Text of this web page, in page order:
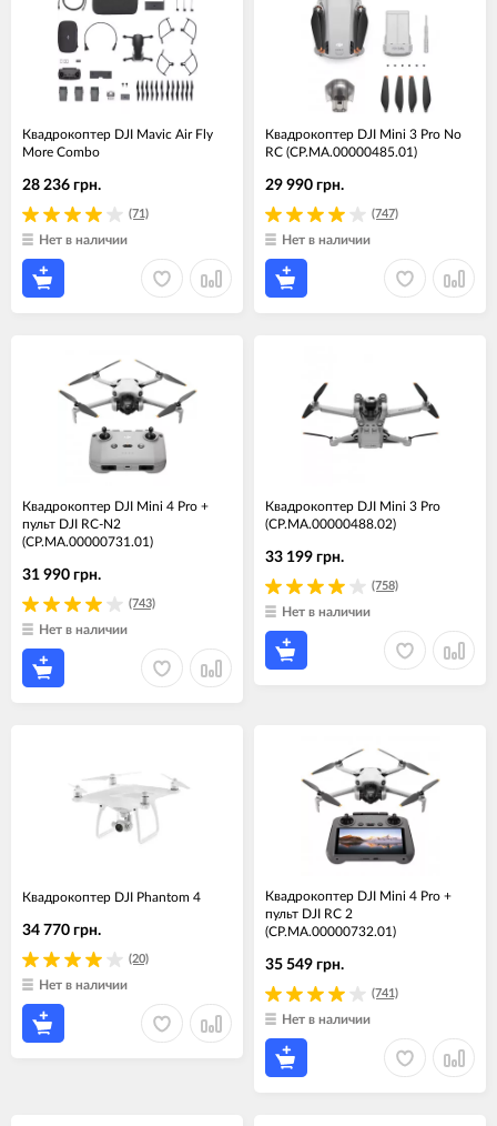
Квадрокоптер DJI Mavic Air Fly
More Combo
(71)
28 236 грн.
Нет в наличии
Квадрокоптер DJI Mini 3 Pro No
RC (CP.MA.00000485.01)
(747)
29 990 грн.
Нет в наличии
Квадрокоптер DJI Mini 4 Pro +
пульт DJI RC-N2
(CP.MA.00000731.01)
(743)
31 990 грн.
Нет в наличии
Квадрокоптер DJI Mini 3 Pro
(CP.MA.00000488.02)
(758)
33 199 грн.
Нет в наличии
Квадрокоптер DJI Phantom 4
(20)
34 770 грн.
Нет в наличии
Квадрокоптер DJI Mini 4 Pro +
пульт DJI RC 2
(CP.MA.00000732.01)
(741)
35 549 грн.
Нет в наличии